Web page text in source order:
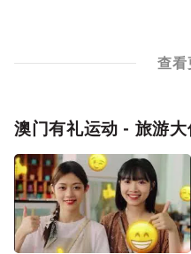
查看
澳门有礼运动 - 旅游